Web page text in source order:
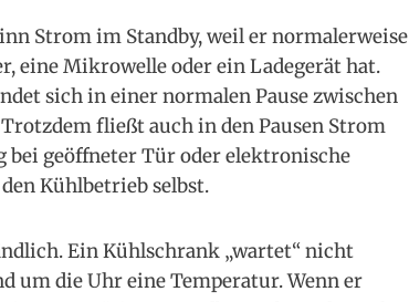
Strom im Standby, weil er normalerweise
eine Mikrowelle oder ein Ladegerät hat.
sich in einer normalen Pause zwischen
fließt auch in den Pausen Strom
bei geöffneter Tür oder elektronische
Kühlbetrieb selbst.
Ein Kühlschrank „wartet“ nicht
um die Uhr eine Temperatur. Wenn er